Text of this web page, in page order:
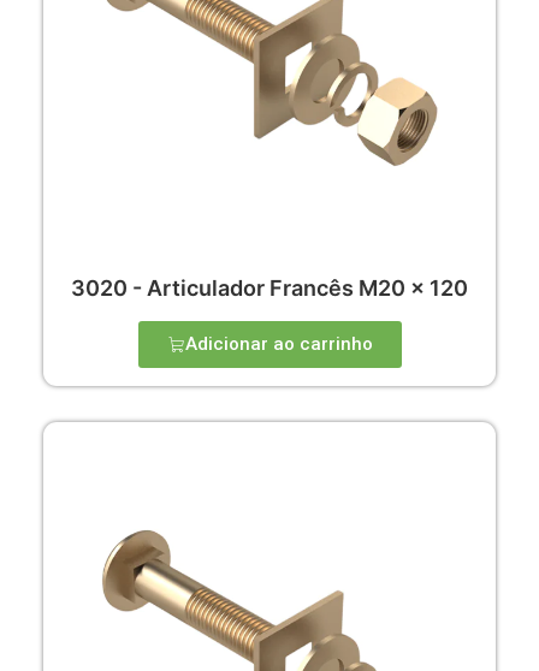
3020 - Articulador Francês M20 x 120
Adicionar ao carrinho